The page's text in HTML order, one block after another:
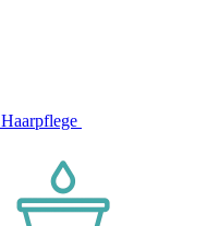
Haarpflege